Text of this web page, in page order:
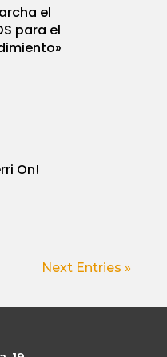
el
para el
On!
Next Entries »